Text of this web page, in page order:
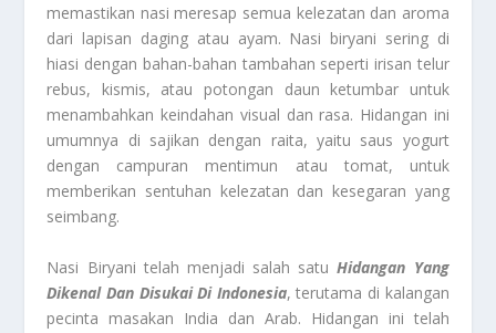
memastikan nasi meresap semua kelezatan dan aroma
dari lapisan daging atau ayam. Nasi biryani sering di
hiasi dengan bahan-bahan tambahan seperti irisan telur
rebus, kismis, atau potongan daun ketumbar untuk
menambahkan keindahan visual dan rasa. Hidangan ini
umumnya di sajikan dengan raita, yaitu saus yogurt
dengan campuran mentimun atau tomat, untuk
memberikan sentuhan kelezatan dan kesegaran yang
seimbang.
Nasi Biryani telah menjadi salah satuHidangan Yang
Dikenal Dan Disukai Di Indonesia, terutama di kalangan
pecinta masakan India dan Arab. Hidangan ini telah